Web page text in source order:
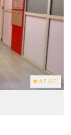
4.7 (68)